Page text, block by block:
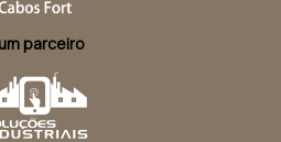
parceiro